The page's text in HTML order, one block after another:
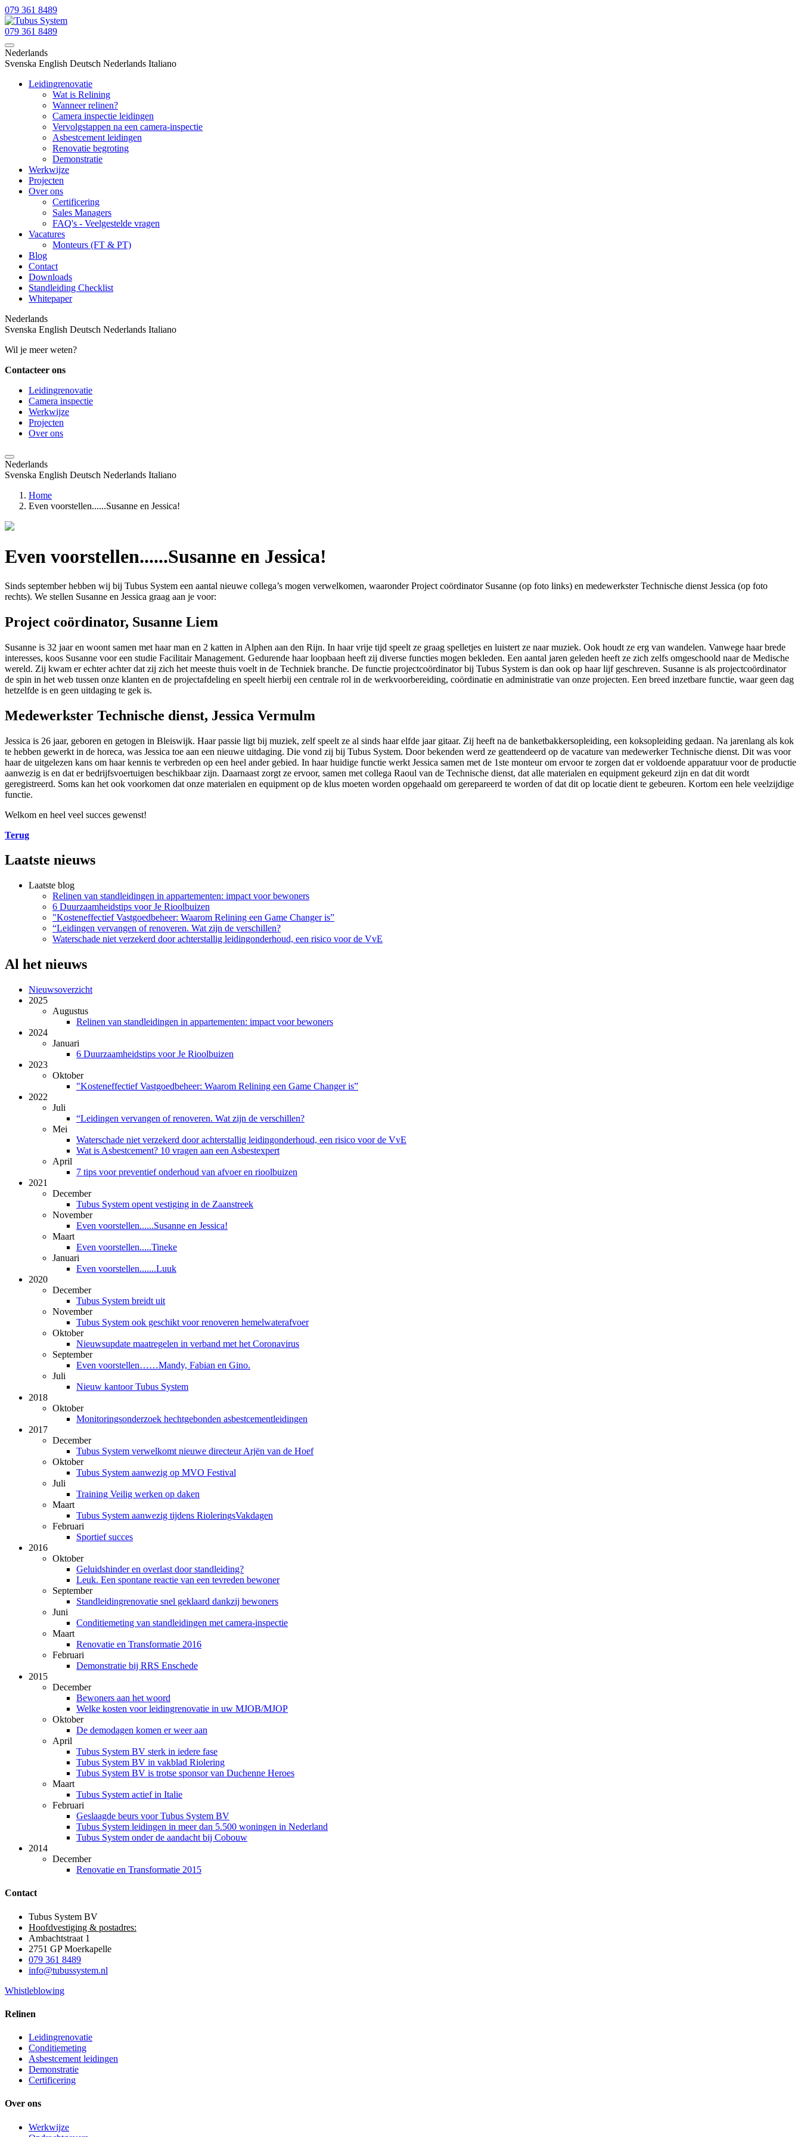
079 361 8489
079 361 8489
Nederlands
Svenska English Deutsch Nederlands Italiano
Leidingrenovatie
Wat is Relining
Wanneer relinen?
Camera inspectie leidingen
Vervolgstappen na een camera-inspectie
Asbestcement leidingen
Renovatie begroting
Demonstratie
Werkwijze
Projecten
Over ons
Certificering
Sales Managers
FAQ's - Veelgestelde vragen
Vacatures
Monteurs (FT & PT)
Blog
Contact
Downloads
Standleiding Checklist
Whitepaper
Nederlands
Svenska English Deutsch Nederlands Italiano
Wil je meer weten?
Contacteer ons
Leidingrenovatie
Camera inspectie
Werkwijze
Projecten
Over ons
Nederlands
Svenska English Deutsch Nederlands Italiano
Home
Even voorstellen......Susanne en Jessica!
Even voorstellen......Susanne en Jessica!
Sinds september hebben wij bij Tubus System een aantal nieuwe collega’s mogen verwelkomen, waaronder Project coördinator Susanne (op foto links) en medewerkster Technische dienst Jessica (op foto
rechts). We stellen Susanne en Jessica graag aan je voor:
Project coördinator, Susanne Liem
Susanne is 32 jaar en woont samen met haar man en 2 katten in Alphen aan den Rijn. In haar vrije tijd speelt ze graag spelletjes en luistert ze naar muziek. Ook houdt ze erg van wandelen. Vanwege haar brede
interesses, koos Susanne voor een studie Facilitair Management. Gedurende haar loopbaan heeft zij diverse functies mogen bekleden. Een aantal jaren geleden heeft ze zich zelfs omgeschoold naar de Medische
wereld. Zij kwam er echter achter dat zij zich het meeste thuis voelt in de Techniek branche. De functie projectcoördinator bij Tubus System is dan ook op haar lijf geschreven. Susanne is als projectcoördinator
de spin in het web tussen onze klanten en de projectafdeling en speelt hierbij een centrale rol in de werkvoorbereiding, coördinatie en administratie van onze projecten. Een breed inzetbare functie, waar geen dag
hetzelfde is en geen uitdaging te gek is.
Medewerkster Technische dienst, Jessica Vermulm
Jessica is 26 jaar, geboren en getogen in Bleiswijk. Haar passie ligt bij muziek, zelf speelt ze al sinds haar elfde jaar gitaar. Zij heeft na de banketbakkersopleiding, een koksopleiding gedaan. Na jarenlang als kok
te hebben gewerkt in de horeca, was Jessica toe aan een nieuwe uitdaging. Die vond zij bij Tubus System. Door bekenden werd ze geattendeerd op de vacature van medewerker Technische dienst. Dit was voor
haar de uitgelezen kans om haar kennis te verbreden op een heel ander gebied. In haar huidige functie werkt Jessica samen met de 1ste monteur om ervoor te zorgen dat er voldoende apparatuur voor de productie
aanwezig is en dat er bedrijfsvoertuigen beschikbaar zijn. Daarnaast zorgt ze ervoor, samen met collega Raoul van de Technische dienst, dat alle materialen en equipment gekeurd zijn en dat dit wordt
geregistreerd. Soms kan het ook voorkomen dat onze materialen en equipment op de klus moeten worden opgehaald om gerepareerd te worden of dat dit op locatie dient te gebeuren. Kortom een hele veelzijdige
functie.
Welkom en heel veel succes gewenst!
Terug
Laatste nieuws
Laatste blog
Relinen van standleidingen in appartementen: impact voor bewoners
6 Duurzaamheidstips voor Je Rioolbuizen
"Kosteneffectief Vastgoedbeheer: Waarom Relining een Game Changer is”
“Leidingen vervangen of renoveren. Wat zijn de verschillen?
Waterschade niet verzekerd door achterstallig leidingonderhoud, een risico voor de VvE
Al het nieuws
Nieuwsoverzicht
2025
Augustus
Relinen van standleidingen in appartementen: impact voor bewoners
2024
Januari
6 Duurzaamheidstips voor Je Rioolbuizen
2023
Oktober
"Kosteneffectief Vastgoedbeheer: Waarom Relining een Game Changer is”
2022
Juli
“Leidingen vervangen of renoveren. Wat zijn de verschillen?
Mei
Waterschade niet verzekerd door achterstallig leidingonderhoud, een risico voor de VvE
Wat is Asbestcement? 10 vragen aan een Asbestexpert
April
7 tips voor preventief onderhoud van afvoer en rioolbuizen
2021
December
Tubus System opent vestiging in de Zaanstreek
November
Even voorstellen......Susanne en Jessica!
Maart
Even voorstellen.....Tineke
Januari
Even voorstellen.......Luuk
2020
December
Tubus System breidt uit
November
Tubus System ook geschikt voor renoveren hemelwaterafvoer
Oktober
Nieuwsupdate maatregelen in verband met het Coronavirus
September
Even voorstellen……Mandy, Fabian en Gino.
Juli
Nieuw kantoor Tubus System
2018
Oktober
Monitoringsonderzoek hechtgebonden asbestcementleidingen
2017
December
Tubus System verwelkomt nieuwe directeur Arjën van de Hoef
Oktober
Tubus System aanwezig op MVO Festival
Juli
Training Veilig werken op daken
Maart
Tubus System aanwezig tijdens RioleringsVakdagen
Februari
Sportief succes
2016
Oktober
Geluidshinder en overlast door standleiding?
Leuk. Een spontane reactie van een tevreden bewoner
September
Standleidingrenovatie snel geklaard dankzij bewoners
Juni
Conditiemeting van standleidingen met camera-inspectie
Maart
Renovatie en Transformatie 2016
Februari
Demonstratie bij RRS Enschede
2015
December
Bewoners aan het woord
Welke kosten voor leidingrenovatie in uw MJOB/MJOP
Oktober
De demodagen komen er weer aan
April
Tubus System BV sterk in iedere fase
Tubus System BV in vakblad Riolering
Tubus System BV is trotse sponsor van Duchenne Heroes
Maart
Tubus System actief in Italie
Februari
Geslaagde beurs voor Tubus System BV
Tubus System leidingen in meer dan 5.500 woningen in Nederland
Tubus System onder de aandacht bij Cobouw
2014
December
Renovatie en Transformatie 2015
Contact
Tubus System BV
Hoofdvestiging & postadres:
Ambachtstraat 1
2751 GP Moerkapelle
079 361 8489
info@tubussystem.nl
Whistleblowing
Relinen
Leidingrenovatie
Conditiemeting
Asbestcement leidingen
Demonstratie
Certificering
Over ons
Werkwijze